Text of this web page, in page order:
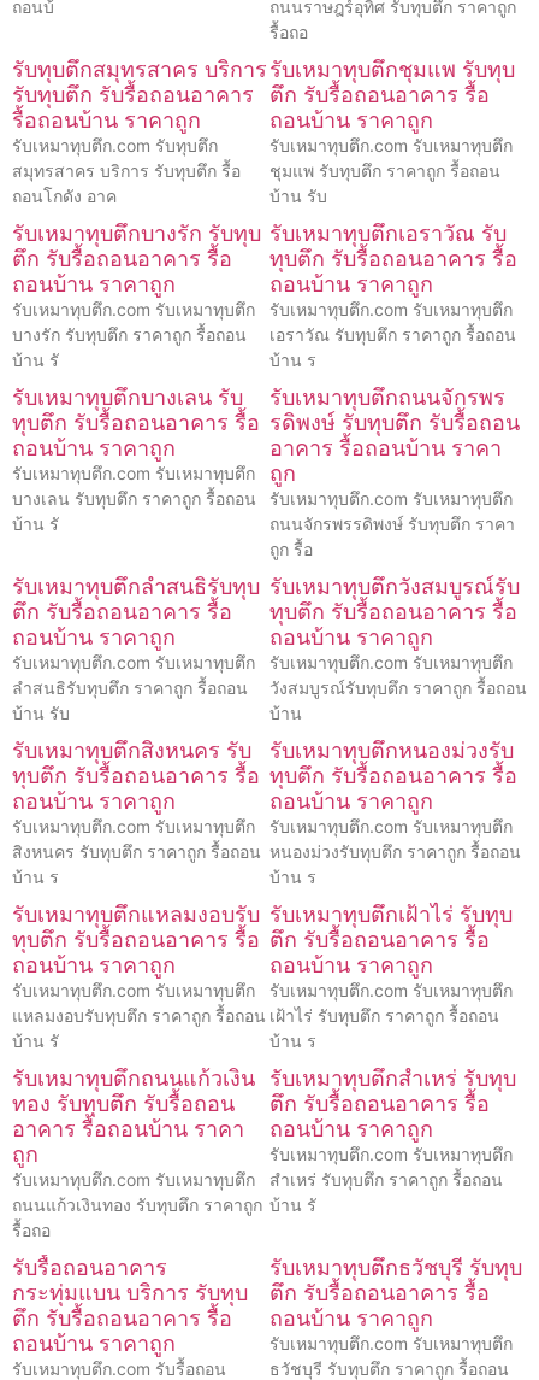
ถอนบ้
ถนนราษฎร์อุทิศ รับทุบตึก ราคาถูก
รื้อถอ
รับทุบตึกสมุทรสาคร บริการ
รับทุบตึก รับรื้อถอนอาคาร
รื้อถอนบ้าน ราคาถูก
รับเหมาทุบตึก.com รับทุบตึก
สมุทรสาคร บริการ รับทุบตึก รื้อ
ถอนโกดัง อาค
รับเหมาทุบตึกชุมแพ รับทุบ
ตึก รับรื้อถอนอาคาร รื้อ
ถอนบ้าน ราคาถูก
รับเหมาทุบตึก.com รับเหมาทุบตึก
ชุมแพ รับทุบตึก ราคาถูก รื้อถอน
บ้าน รับ
รับเหมาทุบตึกบางรัก รับทุบ
ตึก รับรื้อถอนอาคาร รื้อ
ถอนบ้าน ราคาถูก
รับเหมาทุบตึก.com รับเหมาทุบตึก
บางรัก รับทุบตึก ราคาถูก รื้อถอน
บ้าน รั
รับเหมาทุบตึกเอราวัณ รับ
ทุบตึก รับรื้อถอนอาคาร รื้อ
ถอนบ้าน ราคาถูก
รับเหมาทุบตึก.com รับเหมาทุบตึก
เอราวัณ รับทุบตึก ราคาถูก รื้อถอน
บ้าน ร
รับเหมาทุบตึกบางเลน รับ
ทุบตึก รับรื้อถอนอาคาร รื้อ
ถอนบ้าน ราคาถูก
รับเหมาทุบตึก.com รับเหมาทุบตึก
บางเลน รับทุบตึก ราคาถูก รื้อถอน
บ้าน รั
รับเหมาทุบตึกถนนจักรพร
รดิพงษ์ รับทุบตึก รับรื้อถอน
อาคาร รื้อถอนบ้าน ราคา
ถูก
รับเหมาทุบตึก.com รับเหมาทุบตึก
ถนนจักรพรรดิพงษ์ รับทุบตึก ราคา
ถูก รื้อ
รับเหมาทุบตึกลำสนธิรับทุบ
ตึก รับรื้อถอนอาคาร รื้อ
ถอนบ้าน ราคาถูก
รับเหมาทุบตึก.com รับเหมาทุบตึก
ลำสนธิรับทุบตึก ราคาถูก รื้อถอน
บ้าน รับ
รับเหมาทุบตึกวังสมบูรณ์รับ
ทุบตึก รับรื้อถอนอาคาร รื้อ
ถอนบ้าน ราคาถูก
รับเหมาทุบตึก.com รับเหมาทุบตึก
วังสมบูรณ์รับทุบตึก ราคาถูก รื้อถอน
บ้าน
รับเหมาทุบตึกสิงหนคร รับ
ทุบตึก รับรื้อถอนอาคาร รื้อ
ถอนบ้าน ราคาถูก
รับเหมาทุบตึก.com รับเหมาทุบตึก
สิงหนคร รับทุบตึก ราคาถูก รื้อถอน
บ้าน ร
รับเหมาทุบตึกหนองม่วงรับ
ทุบตึก รับรื้อถอนอาคาร รื้อ
ถอนบ้าน ราคาถูก
รับเหมาทุบตึก.com รับเหมาทุบตึก
หนองม่วงรับทุบตึก ราคาถูก รื้อถอน
บ้าน ร
รับเหมาทุบตึกแหลมงอบรับ
ทุบตึก รับรื้อถอนอาคาร รื้อ
ถอนบ้าน ราคาถูก
รับเหมาทุบตึก.com รับเหมาทุบตึก
แหลมงอบรับทุบตึก ราคาถูก รื้อถอน
บ้าน รั
รับเหมาทุบตึกเฝ้าไร่ รับทุบ
ตึก รับรื้อถอนอาคาร รื้อ
ถอนบ้าน ราคาถูก
รับเหมาทุบตึก.com รับเหมาทุบตึก
เฝ้าไร่ รับทุบตึก ราคาถูก รื้อถอน
บ้าน ร
รับเหมาทุบตึกถนนแก้วเงิน
ทอง รับทุบตึก รับรื้อถอน
อาคาร รื้อถอนบ้าน ราคา
ถูก
รับเหมาทุบตึก.com รับเหมาทุบตึก
ถนนแก้วเงินทอง รับทุบตึก ราคาถูก
รื้อถอ
รับเหมาทุบตึกสำเหร่ รับทุบ
ตึก รับรื้อถอนอาคาร รื้อ
ถอนบ้าน ราคาถูก
รับเหมาทุบตึก.com รับเหมาทุบตึก
สำเหร่ รับทุบตึก ราคาถูก รื้อถอน
บ้าน รั
รับรื้อถอนอาคาร
กระทุ่มแบน บริการ รับทุบ
ตึก รับรื้อถอนอาคาร รื้อ
ถอนบ้าน ราคาถูก
รับเหมาทุบตึก.com รับรื้อถอน
รับเหมาทุบตึกธวัชบุรี รับทุบ
ตึก รับรื้อถอนอาคาร รื้อ
ถอนบ้าน ราคาถูก
รับเหมาทุบตึก.com รับเหมาทุบตึก
ธวัชบุรี รับทุบตึก ราคาถูก รื้อถอน